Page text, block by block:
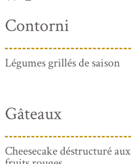
Contorni
Légumes grillés de saison
Gâteaux
Cheesecake déstructuré aux